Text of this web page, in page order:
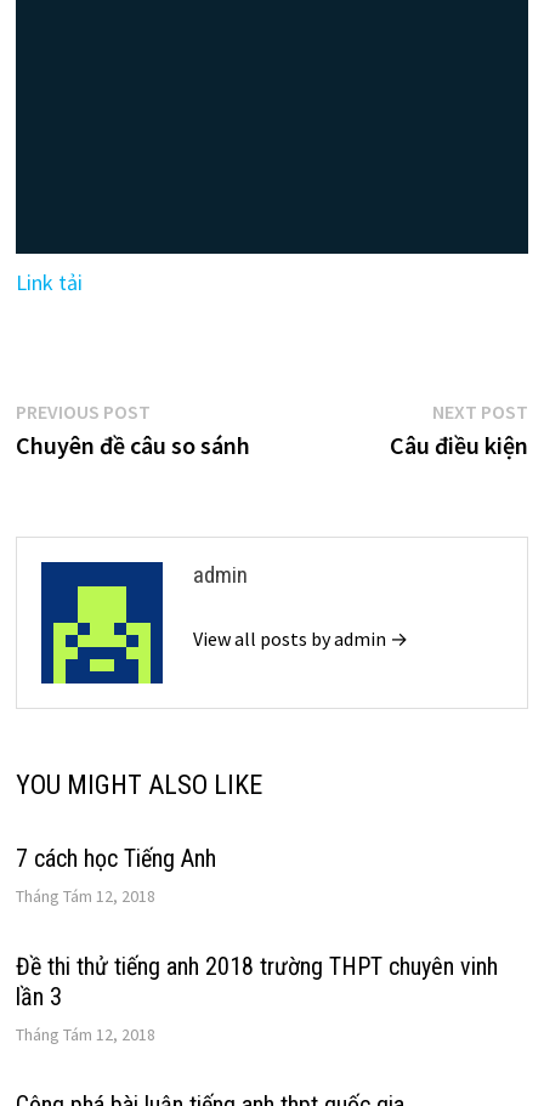
Link tải
Điều
hướng
viết
PREVIOUS POSTPrevious
post:
Chuyên đề câu so sánh
NEXT POST
Câu điều kiện
admin
View all posts by admin →
YOU MIGHT ALSO LIKE
7 cách học Tiếng Anh
Tháng Tám 12, 2018
Đề thi thử tiếng anh 2018 trường THPT chuyên vinh
lần 3
Tháng Tám 12, 2018